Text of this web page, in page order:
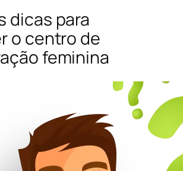
dicas para
o centro de
feminina